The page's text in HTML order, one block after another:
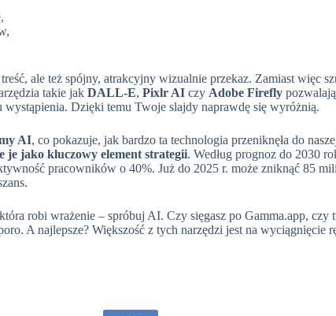
ale też spójny, atrakcyjny wizualnie przekaz. Zamiast więc
takie jak DALL-E, Pixlr AI czy Adobe Firefly
Dzięki temu Twoje slajdy naprawdę się wyróżnią.
AI, co pokazuje, jak bardzo ta technologia przeniknęła do
je jako kluczowy element strategii. Według prognoz do 2030
pracowników o 40%. Już do 2025 r. może zniknąć 85
robi wrażenie – spróbuj AI. Czy sięgasz po Gamma.app, czy
A najlepsze? Większość z tych narzędzi jest na wyciągnięcie